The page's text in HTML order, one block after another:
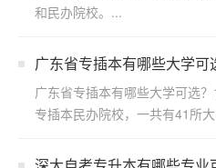
和民办院校。...
广东省专插本有哪些大学可
广东省专插本有哪些大学可选
专插本民办院校，一共有41所